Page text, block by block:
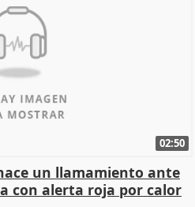
02:50
un llamamiento ante
con alerta roja por calor